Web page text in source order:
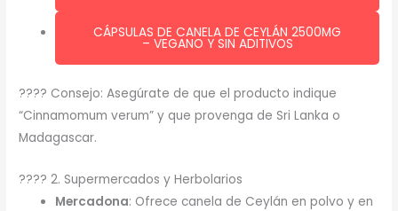
CÁPSULAS DE CANELA DE CEYLÁN 2500MG
– VEGANO Y SIN ADITIVOS
???? Consejo: Asegúrate de que el producto indique
“Cinnamomum verum” y que provenga de Sri Lanka o
Madagascar.
????️ 2. Supermercados y Herbolarios
Mercadona: Ofrece canela de Ceylán en polvo y en